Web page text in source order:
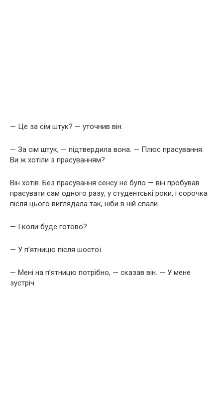
— Це за сім штук? — уточнив він.
— За сім штук, — підтвердила вона. — Плюс прасування.
Ви ж хотіли з прасуванням?
Він хотів. Без прасування сенсу не було — він пробував
прасувати сам одного разу, у студентські роки, і сорочка
після цього виглядала так, ніби в ній спали.
— І коли буде готово?
— У п’ятницю після шостої.
— Мені на п’ятницю потрібно, — сказав він. — У мене
зустріч.